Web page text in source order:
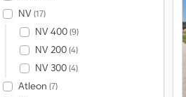
NV(17)
NV 400(9)
NV 200(4)
NV 300(4)
Atleon (7)